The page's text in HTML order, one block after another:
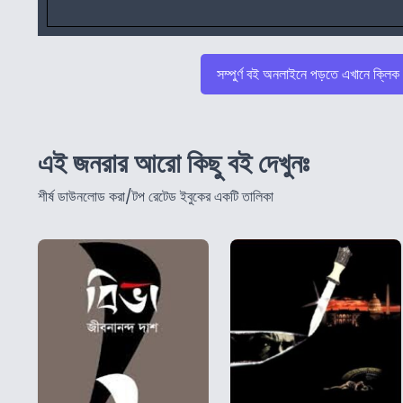
সম্পুর্ণ বই অনলাইনে পড়তে এখানে
এই জনরার আরো কিছু বই দেখুনঃ
শীর্ষ ডাউনলোড করা/টপ রেটেড ইবুকের একটি তালিকা